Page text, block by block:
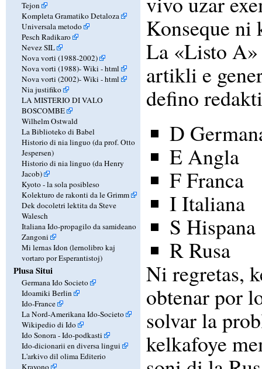
Tejon
Kompleta Gramatiko Detaloza
Universala metodo
Pesch Radikaro
Nevez SIL
Nova vorti (1988-2002)
Nova vorti (1988)-Wiki -html
Nova vorti (2002)-Wiki -html
Nia justifiko
LA MISTERIO DI VALO
BOSCOMBE
Wilhelm Ostwald
La Biblioteko di Babel
Historio di nia linguo (da prof. Otto
Jespersen)
Historio di nia linguo (da Henry
Jacob)
Kyoto - la sola posibleso
Kolekturo de rakonti da le Grimm
Dek docoletri lektita da Steve
Walesch
Italiana Ido-propagilo da samideano
Zangoni
Mi lernas Idon (lernolibro kaj
vortaro por Esperantistoj)
Plusa Situi
Germana Ido Societo
Idoamiki Berlin
Ido-France
La Nord-Amerikana Ido-Societo
Wikipedio di Ido
Ido Sonora - Ido-podkasti
Ido-dicionarii en diversa lingui
L'arkivo dil olima Editerio
Krayono
Konseque
La «Listo A»
artikli e
defino
D
E Angla
F Franca
I Italiana
S Hispana
R Rusa
Ni regretas,
obtenar por
solvar la
kelkafoye